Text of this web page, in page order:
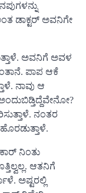
ಡಾಕ್ಟರ್ ಅವನಿಗೇ
ಅವನಿಗೆ ಅವಳ
ಪಾಪ ಆಕೆ
ನಾವು ಆ
ಅಂದುಬಿಡ್ತಿದ್ದೆವೇನೋ?
ನಂತರ
ನಿಂತು
ಆತನಿಗೆ
ಅಷ್ಟರಲ್ಲಿ